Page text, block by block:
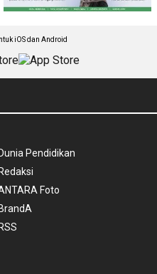
iOS dan Android
Dunia Pendidikan
Redaksi
Foto
BrandA
RSS